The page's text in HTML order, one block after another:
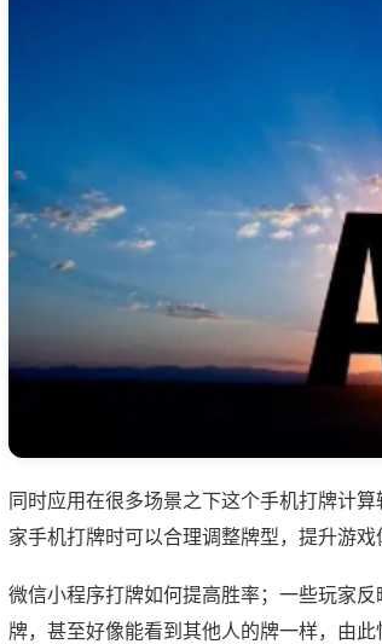
同时应用在很多场景之下这个手机打牌计
家手机打牌时可以合理调整牌型，提升游戏
微信小程序打牌如何提高胜率；一些玩家
牌，甚至好像能看到其他人的牌一样，由